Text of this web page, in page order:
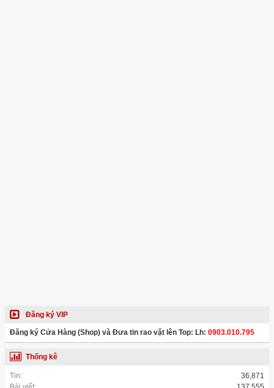
Đăng ký VIP
Đăng ký Cửa Hàng (Shop) và Đưa tin rao vặt lên Top: Lh: 0903.010.795
Thống kê
Tin:
36,871